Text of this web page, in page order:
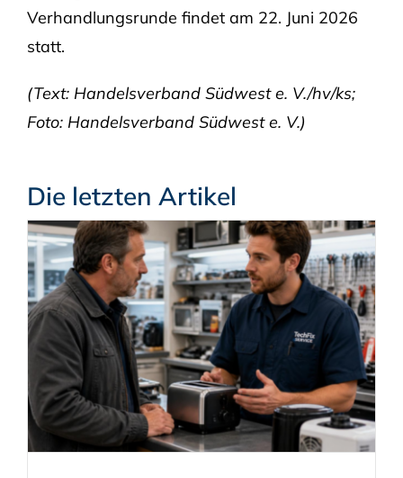
Verhandlungsrunde findet am 22. Juni 2026
statt.
(Text: Handelsverband Südwest e. V./hv/ks;
Foto: Handelsverband Südwest e. V.)
Die letzten Artikel